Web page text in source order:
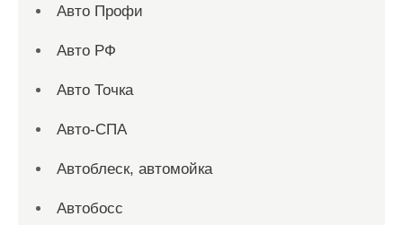
Авто Профи
Авто РФ
Авто Точка
Авто-СПА
Автоблеск, автомойка
Автобосс